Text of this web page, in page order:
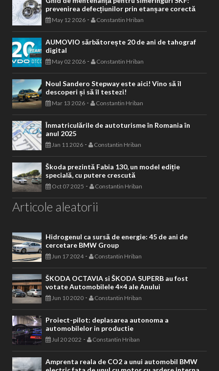
prevenirea defecțiunilor prin etanșare corectă
May 12 2026 - Constantin Hriban
AUMOVIO sărbătorește 20 de ani de tahograf
digital
May 02 2026 - Constantin Hriban
Noul Sandero Stepway este aici! Vino să îl
descoperi și să îl testezi!
Mar 13 2026 - Constantin Hriban
Înmatriculările de autoturisme în Romania în
anul 2025
Jan 11 2026 - Constantin Hriban
Škoda prezintă Fabia 130, un model ediție
specială, cu putere crescută
Oct 07 2025 - Constantin Hriban
Articole aleatorii
Hidrogenul ca sursă de energie: 45 de ani de
cercetare BMW Group
Jun 17 2024- Constantin Hriban
ŠKODA OCTAVIA si ŠKODA SUPERB au fost
votate Automobilele 4×4 ale Anului
Jun 10 2020 - Constantin Hriban
Proiect-pilot: deplasarea autonoma a
automobilelor in productie
Jul 20 2022 - Constantin Hriban
Amprenta reala de CO2 a unui automobil BMW